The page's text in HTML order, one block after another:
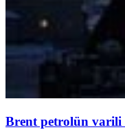
Brent petrolün varili